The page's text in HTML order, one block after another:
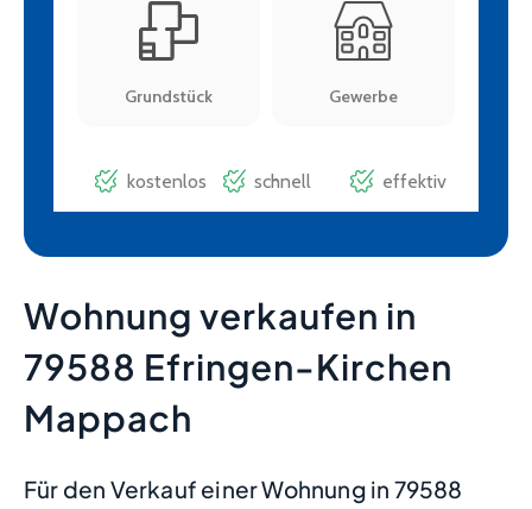
Wohnung verkaufen in
79588 Efringen-Kirchen
Mappach
Für den Verkauf einer Wohnung in 79588